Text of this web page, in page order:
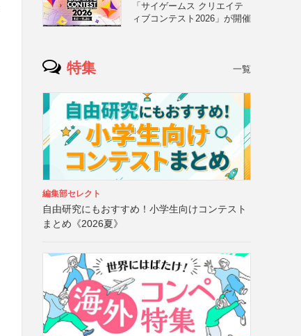
「サイゲームス クリエイテ
ィブコンテスト2026」が開催
特集 一覧
編集部セレクト
自由研究にもおすすめ！小学生向けコンテスト
まとめ《2026夏》